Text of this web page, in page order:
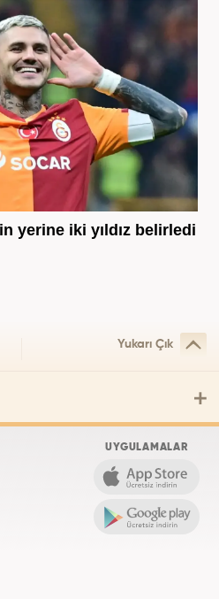
yerine iki yıldız belirledi
Yukarı Çık
UYGULAMALAR